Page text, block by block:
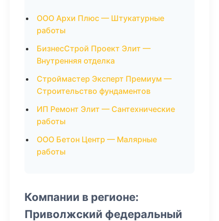
ООО Архи Плюс — Штукатурные
работы
БизнесСтрой Проект Элит —
Внутренняя отделка
Строймастер Эксперт Премиум —
Строительство фундаментов
ИП Ремонт Элит — Сантехнические
работы
ООО Бетон Центр — Малярные
работы
Компании в регионе:
Приволжский федеральный